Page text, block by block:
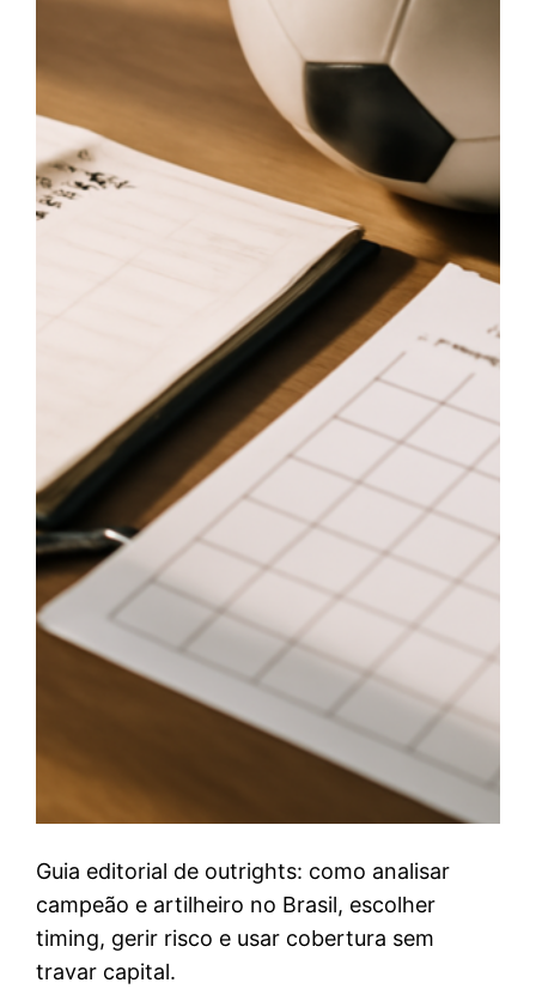
Guia editorial de outrights: como analisar
campeão e artilheiro no Brasil, escolher
timing, gerir risco e usar cobertura sem
travar capital.